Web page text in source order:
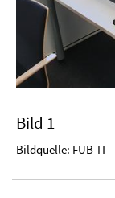
Bild 1
Bildquelle: FUB-IT